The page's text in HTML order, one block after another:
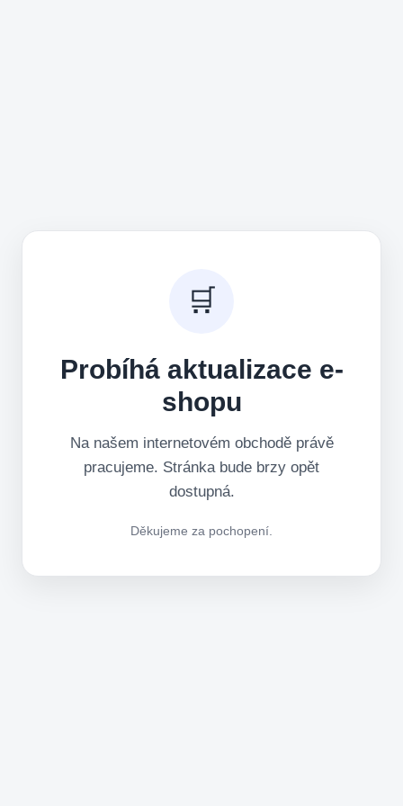
🛒
Probíhá aktualizace e-
shopu
Na našem internetovém obchodě právě
pracujeme. Stránka bude brzy opět
dostupná.
Děkujeme za pochopení.